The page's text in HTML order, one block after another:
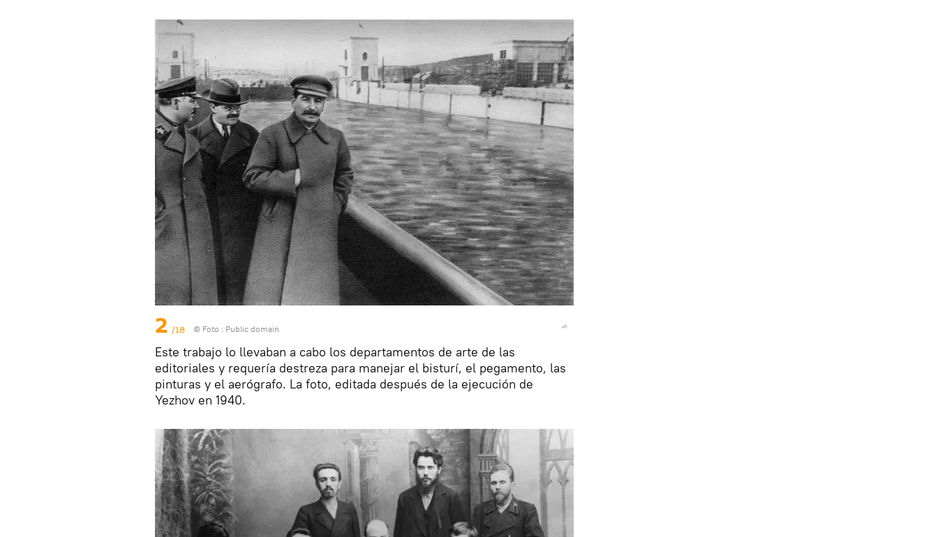
2 /18 © Foto : Public domain
Este trabajo lo llevaban a cabo los departamentos de arte de las
editoriales y requería destreza para manejar el bisturí, el pegamento, las
pinturas y el aerógrafo. La foto, editada después de la ejecución de
Yezhov en 1940.